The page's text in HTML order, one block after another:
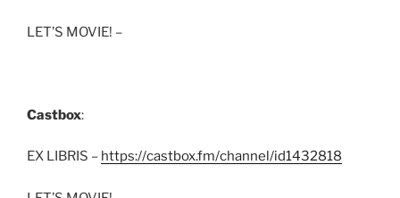
LET’S MOVIE! –
Castbox:
EX LIBRIS – https://castbox.fm/channel/id1432818